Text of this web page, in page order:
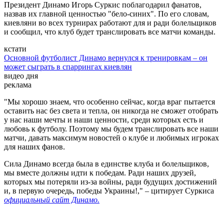
Президент Динамо Игорь Суркис поблагодарил фанатов,
назвав их главной ценностью "бело-синих". По его словам,
киевляни во всех турнирах работают для и ради болельщиков
и сообщил, что клуб будет транслировать все матчи команды.
кстати
Основной футболист Динамо вернулся к тренировкам – он
может сыграть в спаррингах киевлян
видео дня
реклама
"Мы хорошо знаем, что особенно сейчас, когда враг пытается
оставить нас без света и тепла, он никогда не сможет отобрать
у нас наши мечты и наши ценности, среди которых есть и
любовь к футболу. Поэтому мы будем транслировать все наши
матчи, давать максимум новостей о клубе и любимых игроках
для наших фанов.
Сила Динамо всегда была в единстве клуба и болельщиков,
мы вместе должны идти к победам. Ради наших друзей,
которых мы потеряли из-за войны, ради будущих достижений
и, в первую очередь, победы Украины!," – цитирует Суркиса
официальный сайт Динамо.